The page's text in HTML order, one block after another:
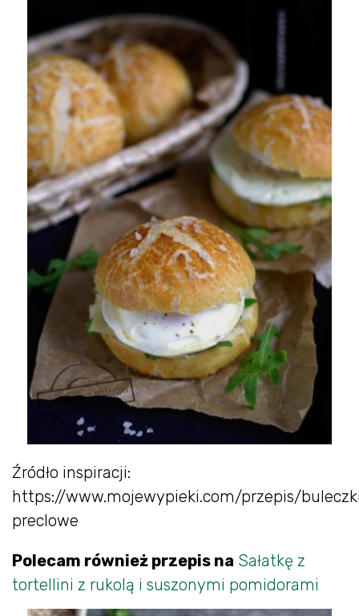
Źródło inspiracji:
https://www.mojewypieki.com/przepis/
preclowe
Polecam również przepis na Sałatkę z
tortellini z rukolą i suszonymi pomidorami